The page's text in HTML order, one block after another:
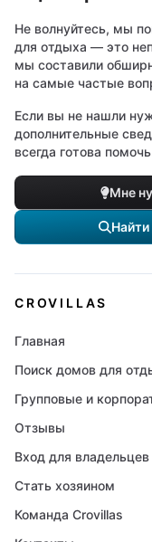
Не волнуйтесь, мы
для отдыха — это
мы составили
на самые частые
Если вы не нашли
дополнительные
всегда готова
Мне
CROVILLAS
Главная
Поиск домов для
Групповые и
Отзывы
Вход для владельцев
Стать хозяином
Команда Crovillas